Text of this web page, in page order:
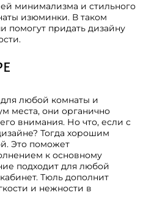
минимализма и стильного
изюминки. В таком
помогут придать дизайну
любой комнаты и
места, они органично
внимания. Но что, если с
Тогда хорошим
Это поможет
к основному
подходит для любой
Тюль дополнит
и нежности в